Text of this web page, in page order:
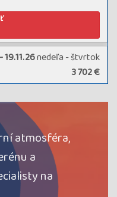
19.11.26nedeľa - štvrtok
26JAP01156
3 702 €
cena za 12 dní
štvrtok - pondelok
atmosféra,
a
na